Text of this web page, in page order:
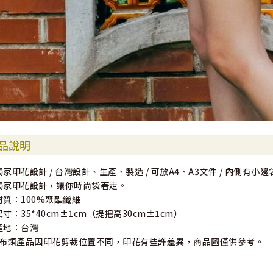
說明
家印花設計 / 台灣設計、生產、製造 / 可放A4、A3文件 / 內側有小邊
家印花設計，讓你時尚袋著走。
質：100%聚酯纖維
寸：35*40cm±1cm（提把高30cm±1cm）
地：台灣
類產品因印花剪裁位置不同，印花有些許差異，商品圖僅供參考。